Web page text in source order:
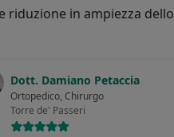
riduzione in ampiezza dello
Dott. Damiano Petaccia
Ortopedico, Chirurgo
Torre de' Passeri